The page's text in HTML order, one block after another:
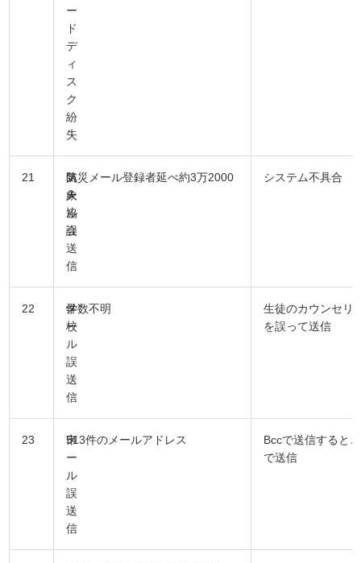
ー
ド
デ
ィ
ス
ク
紛
失
21
気
象
協
会
メ
ー
ル
誤
送
信
防災メール登録者延べ約3万2000
人
システム不具合
22
学
校
メ
ー
ル
誤
送
信
件数不明
生徒のカウンセリ
を誤って送信
23 市
メ
ー
ル
誤
送
信
513件のメールアドレス
Bccで送信すると
で送信